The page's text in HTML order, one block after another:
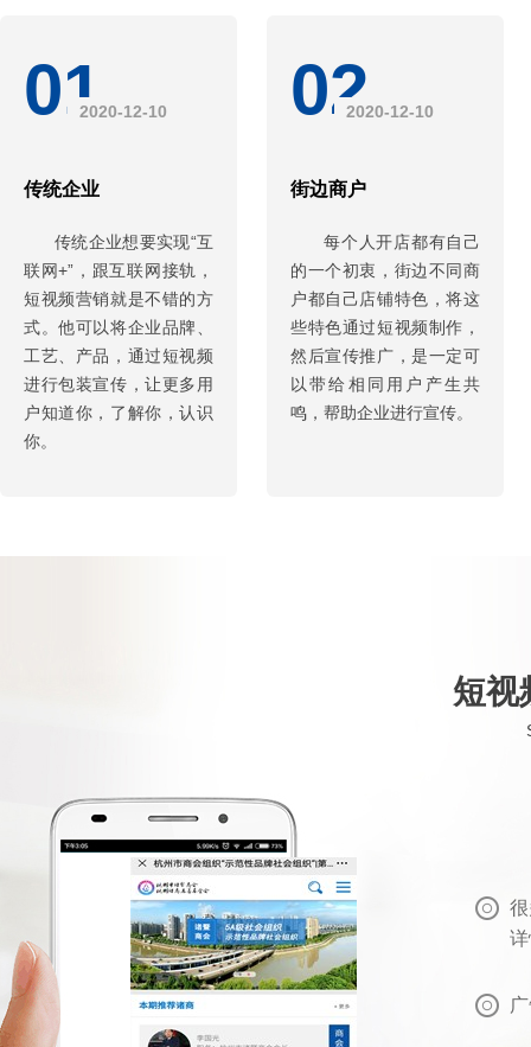
012020-12-10
传统企业
传统企业想要实现“互
联网+”，跟互联网接轨，
短视频营销就是不错的方
式。他可以将企业品牌、
工艺、产品，通过短视频
进行包装宣传，让更多用
户知道你，了解你，认识
你。
022020-12-10
街边商户
每个人开店都有自己
的一个初衷，街边不同商
户都自己店铺特色，将这
些特色通过短视频制作，
然后宣传推广，是一定可
以带给相同用户产生共
鸣，帮助企业进行宣传。
短视